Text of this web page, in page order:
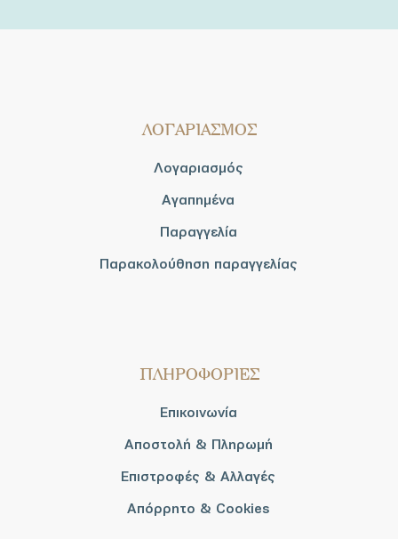
ΛΟΓΑΡΙΑΣΜΟΣ
Λογαριασμός
Αγαπημένα
Παραγγελία
Παρακολούθηση παραγγελίας
ΠΛΗΡΟΦΟΡΙΕΣ
Επικοινωνία
Αποστολή & Πληρωμή
Επιστροφές & Αλλαγές
Απόρρητο & Cookies